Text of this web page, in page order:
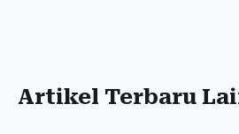
Artikel Terbaru